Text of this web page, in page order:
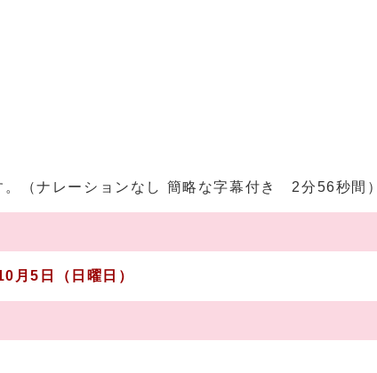
（ナレーションなし 簡略な字幕付き 2分56秒間）
月5日（日曜日）